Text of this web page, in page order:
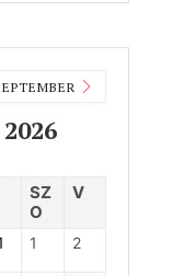
SZ
O
V
1 2